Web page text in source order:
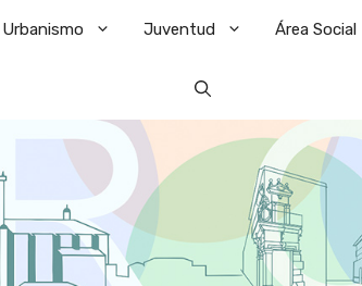
Urbanismo Juventud Área Social